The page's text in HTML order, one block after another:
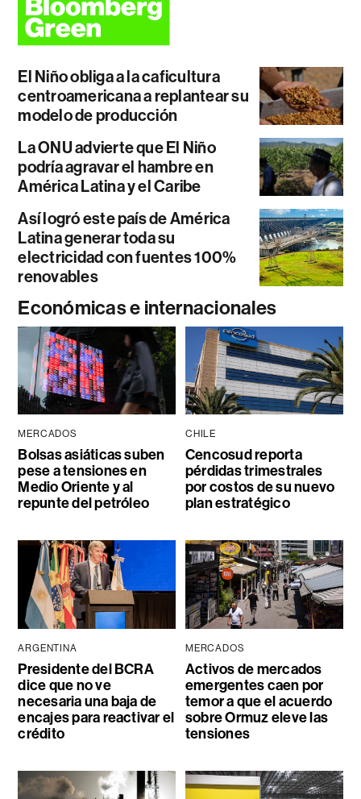
El Niño obliga a la caficultura
centroamericana a replantear su
modelo de producción
La ONU advierte que El Niño
podría agravar el hambre en
América Latina y el Caribe
Así logró este país de América
Latina generar toda su
electricidad con fuentes 100%
renovables
Económicas e internacionales
MERCADOS
Bolsas asiáticas suben
pese a tensiones en
Medio Oriente y al
repunte del petróleo
CHILE
Cencosud reporta
pérdidas trimestrales
por costos de su nuevo
plan estratégico
ARGENTINA
Presidente del BCRA
dice que no ve
necesaria una baja de
encajes para reactivar el
crédito
MERCADOS
Activos de mercados
emergentes caen por
temor a que el acuerdo
sobre Ormuz eleve las
tensiones